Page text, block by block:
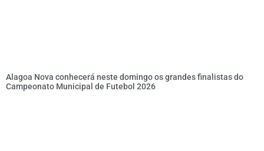
Alagoa Nova conhecerá neste domingo os grandes finalistas do
Campeonato Municipal de Futebol 2026